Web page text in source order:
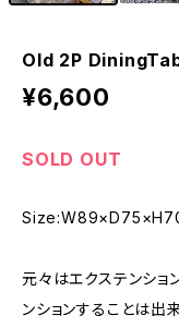
Old 2P
¥6,600
SOLD OUT
元々はエクステンショ
ンションすることは出